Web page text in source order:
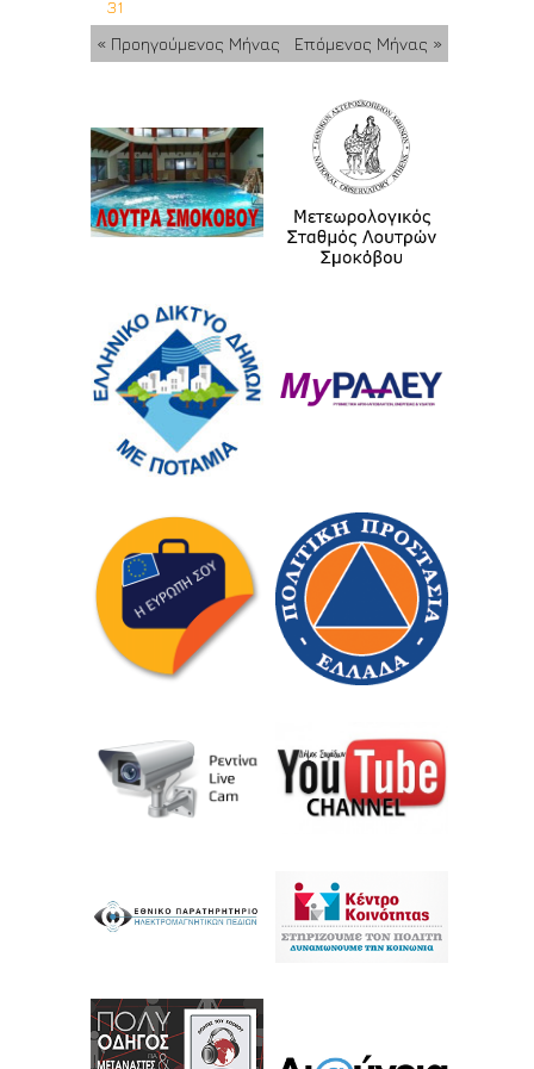
31
« Προηγούμενος Μήνας
Επόμενος Μήνας »